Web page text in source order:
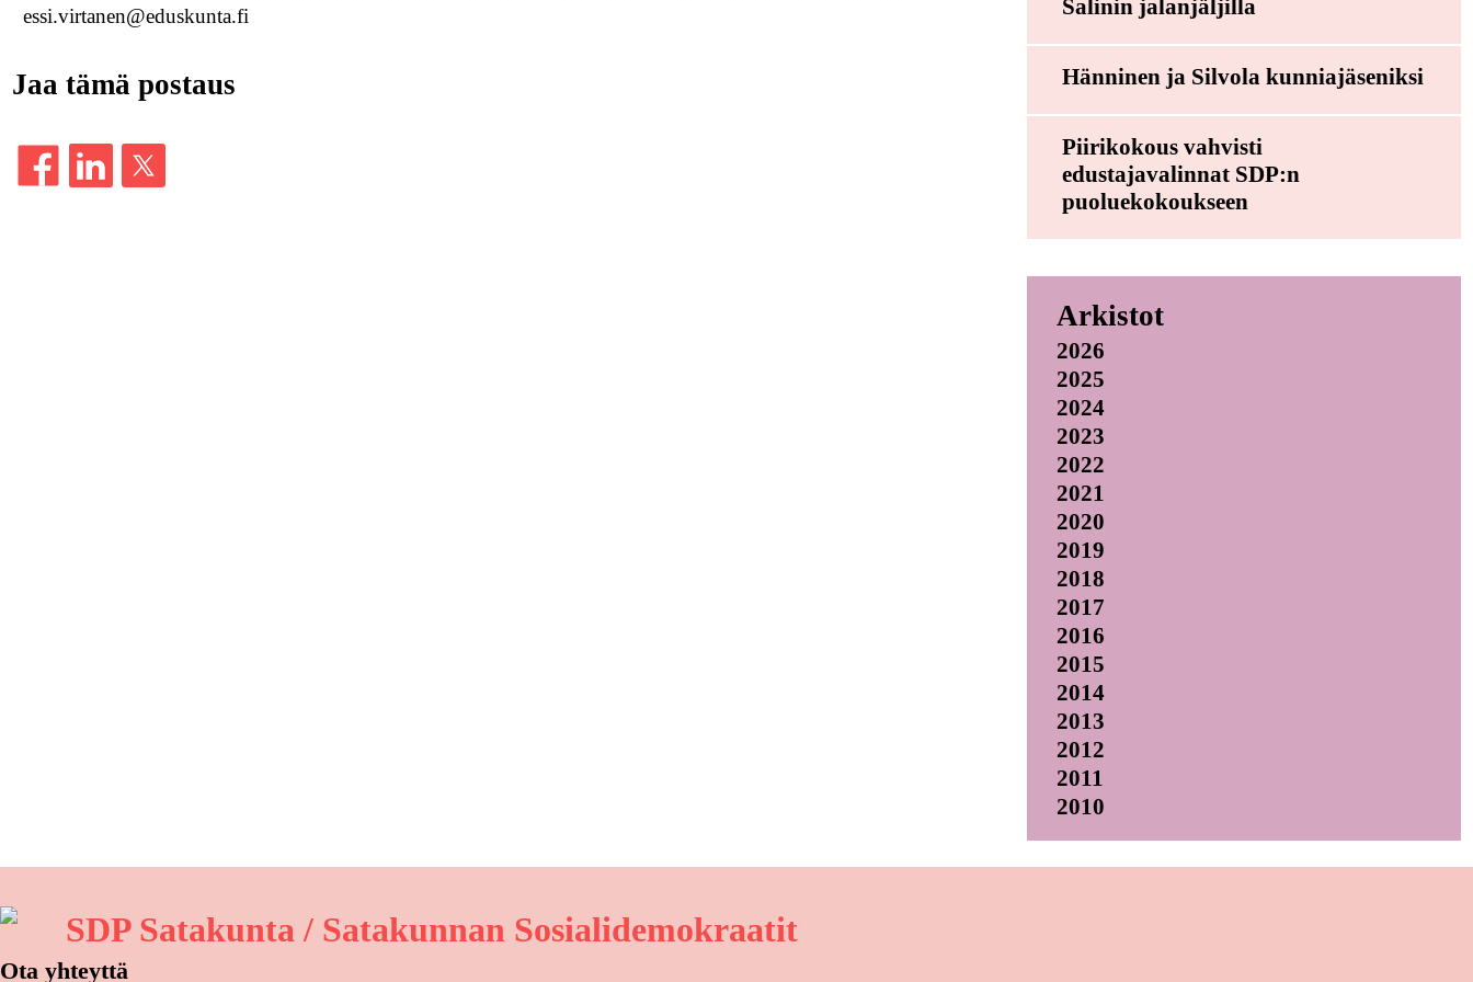
essi.virtanen@eduskunta.fi
Jaa tämä postaus
Salinin jalanjäljilla
Hänninen ja Silvola kunniajäseniksi
Piirikokous vahvisti
edustajavalinnat SDP:n
puoluekokoukseen
Arkistot
2026
2025
2024
2023
2022
2021
2020
2019
2018
2017
2016
2015
2014
2013
2012
2011
2010
SDP Satakunta / Satakunnan Sosialidemokraatit
Ota yhteyttä